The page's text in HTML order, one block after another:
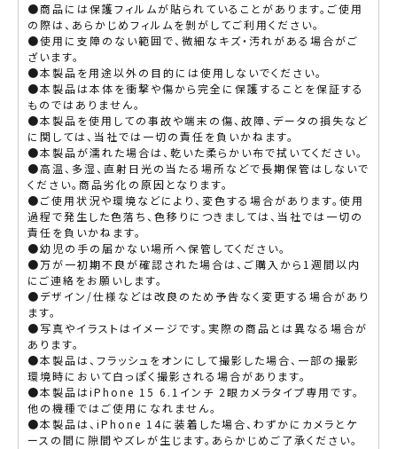
●商品には保護フィルムが貼られていることがあります。ご使用
の際は、あらかじめフィルムを剝がしてご利用ください。
●使用に支障のない範囲で、微細なキズ・汚れがある場合がご
ざいます。
●本製品を用途以外の目的には使用しないでください。
●本製品は本体を衝撃や傷から完全に保護することを保証する
ものではありません。
●本製品を使用しての事故や端末の傷、故障、データの損失など
に関しては、当社では一切の責任を負いかねます。
●本製品が濡れた場合は、乾いた柔らかい布で拭いてください。
●高温、多湿、直射日光の当たる場所などで長期保管はしないで
ください。商品劣化の原因となります。
●ご使用状況や環境などにより、変色する場合があります。使用
過程で発生した色落ち、色移りにつきましては、当社では一切の
責任を負いかねます。
●幼児の手の届かない場所へ保管してください。
●万が一初期不良が確認された場合は、ご購入から1週間以内
にご連絡をお願いします。
●デザイン/仕様などは改良のため予告なく変更する場合があり
ます。
●写真やイラストはイメージです。実際の商品とは異なる場合が
あります。
●本製品は、フラッシュをオンにして撮影した場合、一部の撮影
環境時において白っぽく撮影される場合があります。
●本製品はiPhone 15 6.1インチ 2眼カメラタイプ専用です。
他の機種ではご使用になれません。
●本製品は、iPhone 14に装着した場合、わずかにカメラとケ
ースの間に隙間やズレが生じます。あらかじめご了承ください。